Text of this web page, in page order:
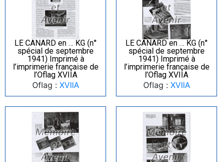
LE CANARD en … KG (n°
spécial de septembre
1941) Imprimé à
l’imprimerie française de
l’Oflag XVIIA
Oflag : XVIIA
LE CANARD en … KG (n°
spécial de septembre
1941) Imprimé à
l’imprimerie française de
l’Oflag XVIIA
Oflag : XVIIA